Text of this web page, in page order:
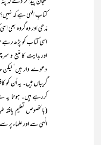
کتابِ الٰہی ہے کہ نہیں؟
مدّعی اور وہ گروہ بھی
اسی کتاب کو پڑھ رہے
اور ہدایت کا منبع
دعوے دار ہیں‘
گریباں ہیں۔ یہ اُن کو
کررہے ہیں۔ ہوتا
(بالخصوص تعلیم
الٰہی سے اور علماء پر